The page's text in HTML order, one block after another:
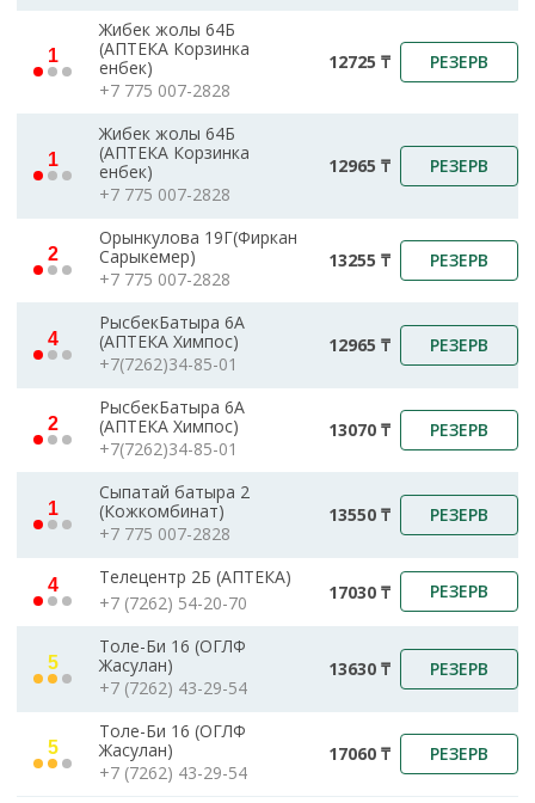
1
Жибек жолы 64Б
(АПТЕКА Корзинка
енбек)
+7 775 007-2828
12725 ₸ РЕЗЕРВ
1
Жибек жолы 64Б
(АПТЕКА Корзинка
енбек)
+7 775 007-2828
12965 ₸ РЕЗЕРВ
2
Орынкулова 19Г(Фиркан
Сарыкемер)
+7 775 007-2828
13255 ₸ РЕЗЕРВ
4
РысбекБатыра 6А
(АПТЕКА Химпос)
+7(7262)34-85-01
12965 ₸ РЕЗЕРВ
2
РысбекБатыра 6А
(АПТЕКА Химпос)
+7(7262)34-85-01
13070 ₸ РЕЗЕРВ
1
Сыпатай батыра 2
(Кожкомбинат)
+7 775 007-2828
13550 ₸ РЕЗЕРВ
4
Телецентр 2Б (АПТЕКА)
+7 (7262) 54-20-70
17030 ₸ РЕЗЕРВ
5
Толе-Би 16 (ОГЛФ
Жасулан)
+7 (7262) 43-29-54
13630 ₸ РЕЗЕРВ
5
Толе-Би 16 (ОГЛФ
Жасулан)
+7 (7262) 43-29-54
17060 ₸ РЕЗЕРВ